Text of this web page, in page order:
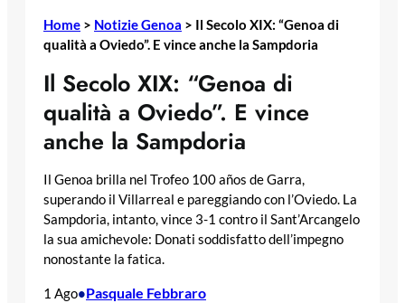
Home > Notizie Genoa > Il Secolo XIX: “Genoa di
qualità a Oviedo”. E vince anche la Sampdoria
Il Secolo XIX: “Genoa di
qualità a Oviedo”. E vince
anche la Sampdoria
Il Genoa brilla nel Trofeo 100 años de Garra,
superando il Villarreal e pareggiando con l’Oviedo. La
Sampdoria, intanto, vince 3-1 contro il Sant’Arcangelo
la sua amichevole: Donati soddisfatto dell’impegno
nonostante la fatica.
1 Ago•Pasquale Febbraro